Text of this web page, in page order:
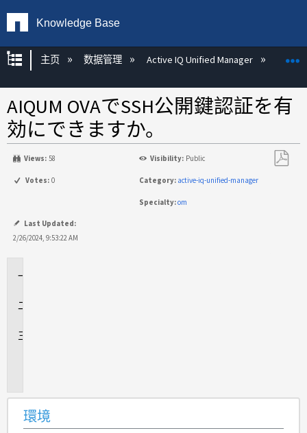
Knowledge Base
扩展/隐缩全局层次
主页 数据管理 Active IQ Unified Manager
AIQUM OVAでSSH公開鍵認証を有
効にできますか。
Views: 58 Visibility: Public
Votes: 0 Category: active-iq-unified-manager
Specialty:om
Last Updated:
2/26/2024, 9:53:22 AM
環境